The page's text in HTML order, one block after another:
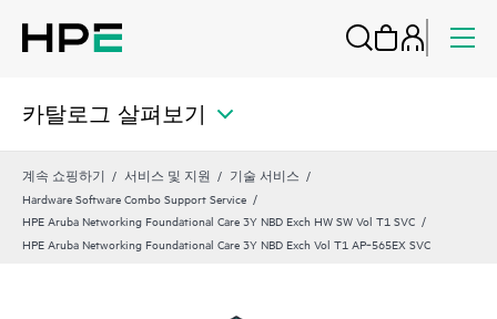
카탈로그 살펴보기
계속 쇼핑하기 서비스 및 지원
기술 서비스
Hardware Software Combo Support Service
HPE Aruba Networking Foundational Care 3Y NBD Exch HW SW Vol T1 SVC
HPE Aruba Networking Foundational Care 3Y NBD Exch Vol T1 AP‑565EX SVC